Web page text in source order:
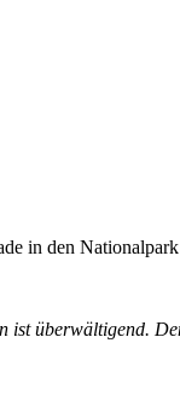
in den
ist überwältigend.